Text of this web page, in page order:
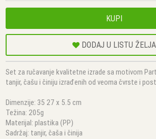
KUPI
DODAJ U LISTU ŽELJA
Set za ručavanje kvalitetne izrade sa motivom
tanjir, čašu i činiju izrađenih od veoma čvrste i
Dimenzije: 35 27 x 5.5 cm
Težina: 205g
Materijal: plastika (PP)
Sadržaj: tanjir, čaša i činija